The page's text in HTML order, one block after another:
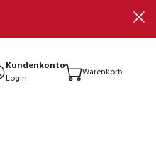
Kundenkonto
Login
Warenkorb